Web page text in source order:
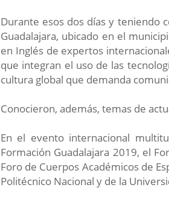
Durante esos dos días y teniendo
Guadalajara, ubicado en el
en Inglés de expertos
que integran el uso de las
cultura global que demanda
Conocieron, además, temas de
En el evento internacional
Formación Guadalajara 2019, el
Foro de Cuerpos Académicos de
Politécnico Nacional y de la